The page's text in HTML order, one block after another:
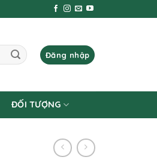
Đăng nhập
ĐỐI TƯỢNG